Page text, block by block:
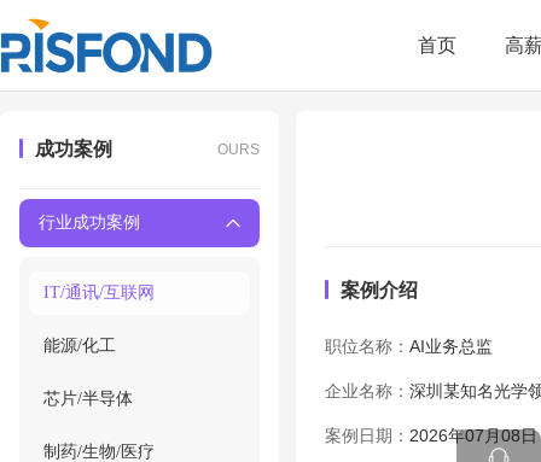
首页 高
成功案例 OURS
行业成功案例
IT/通讯/互联网
能源/化工
芯片/半导体
制药/生物/医疗
案例介绍
职位名称： AI业务总监
企业名称： 深圳某知名光学
案例日期： 2026年07月08日